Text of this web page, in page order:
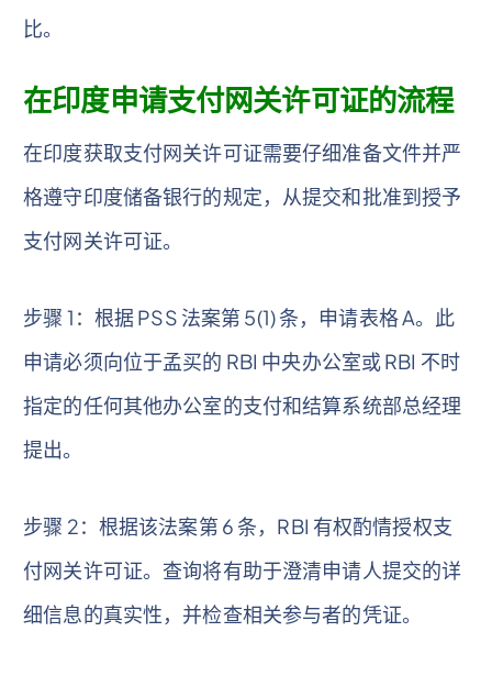
比。
在印度申请支付网关许可证的流程
在印度获取支付网关许可证需要仔细准备文件并严
格遵守印度储备银行的规定，从提交和批准到授予
支付网关许可证。
步骤 1：根据 PSS 法案第 5(1) 条，申请表格 A。此
申请必须向位于孟买的 RBI 中央办公室或 RBI 不时
指定的任何其他办公室的支付和结算系统部总经理
提出。
步骤 2：根据该法案第 6 条，RBI 有权酌情授权支
付网关许可证。查询将有助于澄清申请人提交的详
细信息的真实性，并检查相关参与者的凭证。